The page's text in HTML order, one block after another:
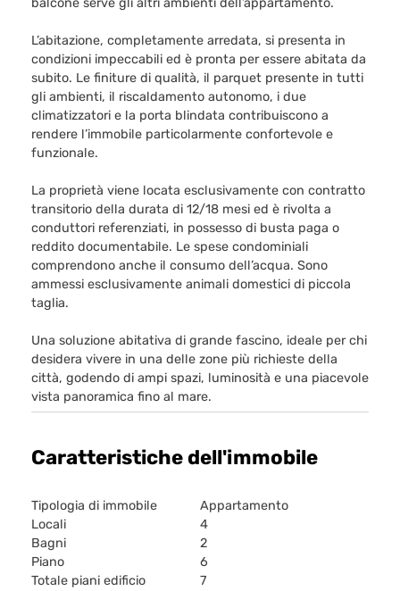
L’abitazione, completamente arredata, si presenta in
condizioni impeccabili ed è pronta per essere abitata da
subito. Le finiture di qualità, il parquet presente in tutti
gli ambienti, il riscaldamento autonomo, i due
climatizzatori e la porta blindata contribuiscono a
rendere l’immobile particolarmente confortevole e
funzionale.
La proprietà viene locata esclusivamente con contratto
transitorio della durata di 12/18 mesi ed è rivolta a
conduttori referenziati, in possesso di busta paga o
reddito documentabile. Le spese condominiali
comprendono anche il consumo dell’acqua. Sono
ammessi esclusivamente animali domestici di piccola
taglia.
Una soluzione abitativa di grande fascino, ideale per chi
desidera vivere in una delle zone più richieste della
città, godendo di ampi spazi, luminosità e una piacevole
vista panoramica fino al mare.
Caratteristiche dell'immobile
Tipologia di immobile
Appartamento
Locali
4
Bagni
2
Piano
6
Totale piani edificio
7